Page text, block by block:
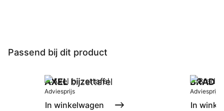
Passend bij dit product
AXELbijzettafel
Adviesprijs
In winkelwagen
BRAD
Adviesprijs
In